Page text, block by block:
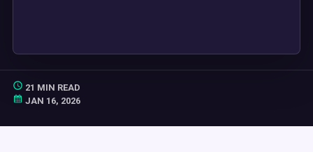
21 MIN READ
JAN 16, 2026